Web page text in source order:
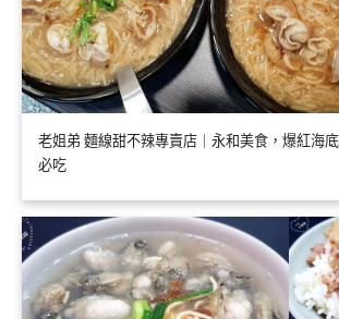
老姐弟 麵線甜不辣專賣店｜永和美食，爆紅海
必吃